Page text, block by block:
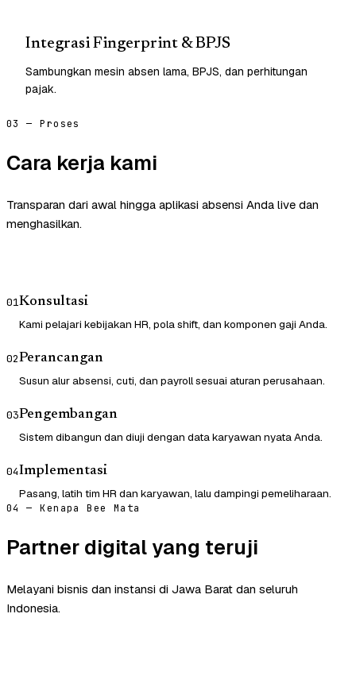
Integrasi Fingerprint & BPJS
Sambungkan mesin absen lama, BPJS, dan perhitungan
pajak.
03 — Proses
Cara kerja kami
Transparan dari awal hingga aplikasi absensi Anda live dan
menghasilkan.
01Konsultasi
Kami pelajari kebijakan HR, pola shift, dan komponen gaji Anda.
02Perancangan
Susun alur absensi, cuti, dan payroll sesuai aturan perusahaan.
03Pengembangan
Sistem dibangun dan diuji dengan data karyawan nyata Anda.
04Implementasi
Pasang, latih tim HR dan karyawan, lalu dampingi pemeliharaan.
04 — Kenapa Bee Mata
Partner digital yang teruji
Melayani bisnis dan instansi di Jawa Barat dan seluruh
Indonesia.